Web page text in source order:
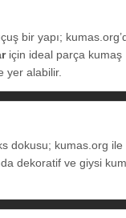
bir yapı;
için ideal parça kumaş
yer alabilir.
dokusu; kumas.org ile
dekoratif ve giysi